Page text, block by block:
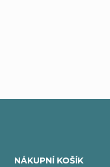
NÁKUPNÍ KOŠÍK